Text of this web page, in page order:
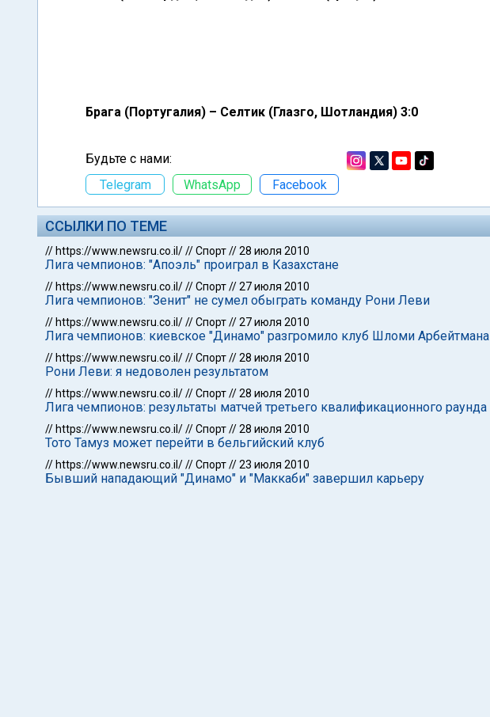
Брага (Португалия) – Селтик (Глазго, Шотландия) 3:0
Будьте с нами:
Telegram
WhatsApp Facebook
ССЫЛКИ ПО ТЕМЕ
// https://www.newsru.co.il///Спорт//28 июля 2010
Лига чемпионов: "Апоэль" проиграл в Казахстане
// https://www.newsru.co.il///Спорт//27 июля 2010
Лига чемпионов: "Зенит" не сумел обыграть команду Рони Леви
// https://www.newsru.co.il///Спорт//27 июля 2010
Лига чемпионов: киевское "Динамо" разгромило клуб Шломи Арбейтмана
// https://www.newsru.co.il///Спорт//28 июля 2010
Рони Леви: я недоволен результатом
// https://www.newsru.co.il///Спорт//28 июля 2010
Лига чемпионов: результаты матчей третьего квалификационного раунда
// https://www.newsru.co.il///Спорт//28 июля 2010
Тото Тамуз может перейти в бельгийский клуб
// https://www.newsru.co.il///Спорт//23 июля 2010
Бывший нападающий "Динамо" и "Маккаби" завершил карьеру